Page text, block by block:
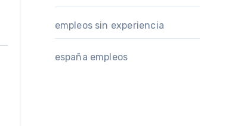
empleos sin experiencia
españa empleos